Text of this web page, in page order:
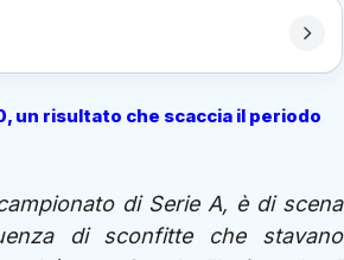
un risultato che scaccia il periodo
di Serie A, è di scena
di sconfitte che stavano